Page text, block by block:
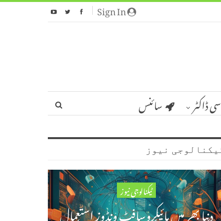
Sign In
ڈاکٹر سائنس
نیوز
ٹیکنالوجی نیوز
دنیا بھر میں مائیکروسافٹ ونڈوز استعمال